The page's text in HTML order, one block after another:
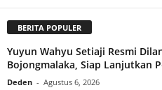
BERITA POPULER
Yuyun Wahyu Setiaji Resmi
Bojongmalaka, Siap Lanjutkan
Deden - Agustus 6, 2026